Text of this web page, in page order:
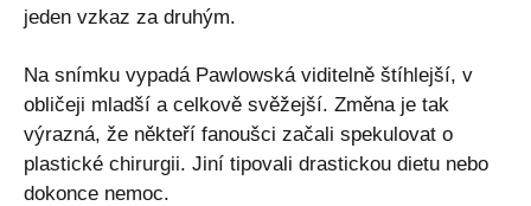
jeden vzkaz za druhým.
Na snímku vypadá Pawlowská viditelně štíhlejší, v
obličeji mladší a celkově svěžejší. Změna je tak
výrazná, že někteří fanoušci začali spekulovat o
plastické chirurgii. Jiní tipovali drastickou dietu nebo
dokonce nemoc.